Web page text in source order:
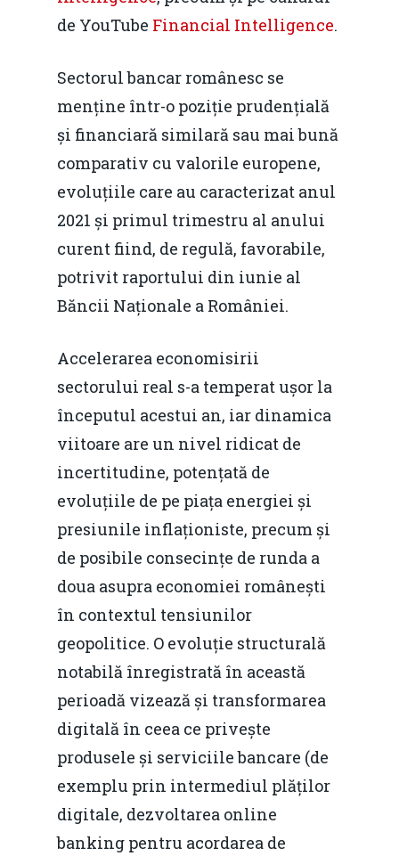
de YouTube Financial Intelligence.
Sectorul bancar românesc se
menține într-o poziție prudențială
și financiară similară sau mai bună
comparativ cu valorile europene,
evoluțiile care au caracterizat anul
2021 și primul trimestru al anului
curent fiind, de regulă, favorabile,
potrivit raportului din iunie al
Băncii Naționale a României.
Accelerarea economisirii
sectorului real s-a temperat ușor la
începutul acestui an, iar dinamica
viitoare are un nivel ridicat de
incertitudine, potențată de
evoluțiile de pe piața energiei și
presiunile inflaționiste, precum și
de posibile consecințe de runda a
doua asupra economiei românești
în contextul tensiunilor
geopolitice. O evoluție structurală
notabilă înregistrată în această
perioadă vizează și transformarea
digitală în ceea ce privește
produsele și serviciile bancare (de
exemplu prin intermediul plăților
digitale, dezvoltarea online
banking pentru acordarea de